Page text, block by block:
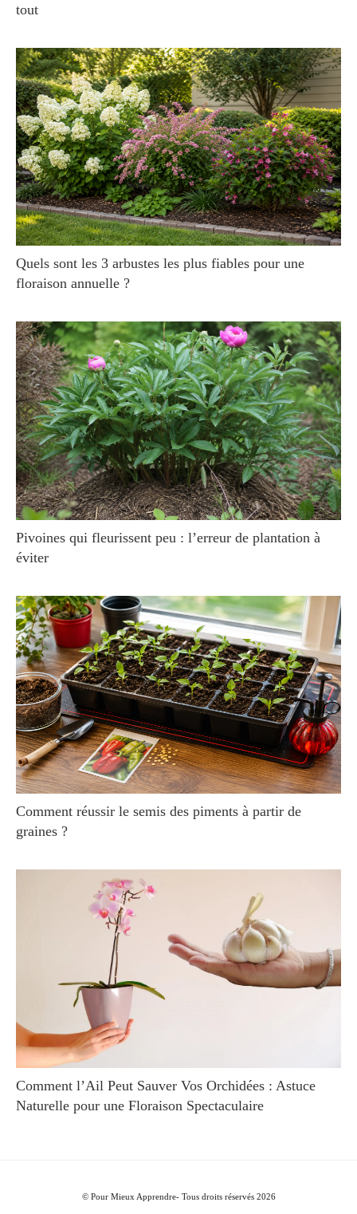
tout
Quels sont les 3 arbustes les plus fiables pour une
floraison annuelle ?
Pivoines qui fleurissent peu : l’erreur de plantation à
éviter
Comment réussir le semis des piments à partir de
graines ?
Comment l’Ail Peut Sauver Vos Orchidées : Astuce
Naturelle pour une Floraison Spectaculaire
© Pour Mieux Apprendre- Tous droits réservés 2026